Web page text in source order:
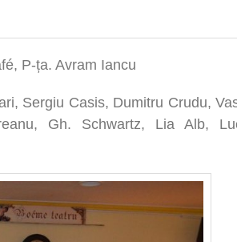
P-ța. Avram Iancu
Sergiu Casis, Dumitru Crudu,
Gh. Schwartz, Lia Alb,